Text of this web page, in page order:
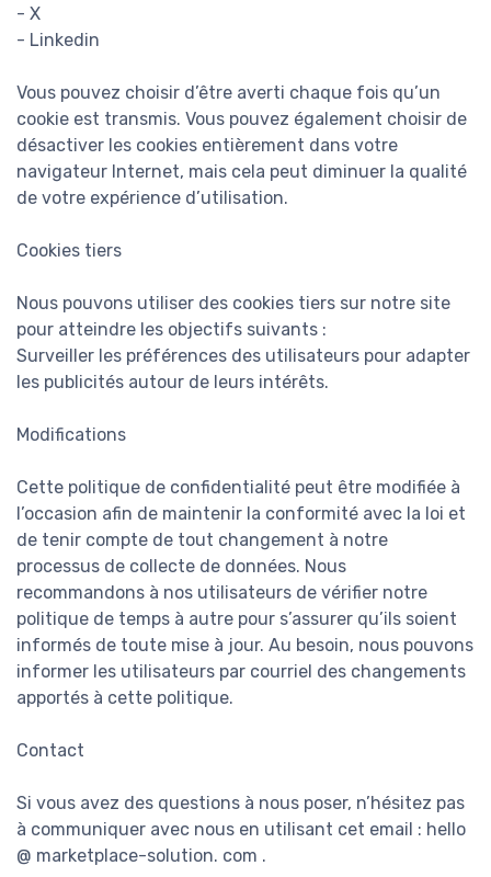
- X
- Linkedin
Vous pouvez choisir d’être averti chaque fois qu’un
cookie est transmis. Vous pouvez également choisir de
désactiver les cookies entièrement dans votre
navigateur Internet, mais cela peut diminuer la qualité
de votre expérience d’utilisation.
Cookies tiers
Nous pouvons utiliser des cookies tiers sur notre site
pour atteindre les objectifs suivants :
Surveiller les préférences des utilisateurs pour adapter
les publicités autour de leurs intérêts.
Modifications
Cette politique de confidentialité peut être modifiée à
l’occasion afin de maintenir la conformité avec la loi et
de tenir compte de tout changement à notre
processus de collecte de données. Nous
recommandons à nos utilisateurs de vérifier notre
politique de temps à autre pour s’assurer qu’ils soient
informés de toute mise à jour. Au besoin, nous pouvons
informer les utilisateurs par courriel des changements
apportés à cette politique.
Contact
Si vous avez des questions à nous poser, n’hésitez pas
à communiquer avec nous en utilisant cet email : hello
@ marketplace-solution. com .